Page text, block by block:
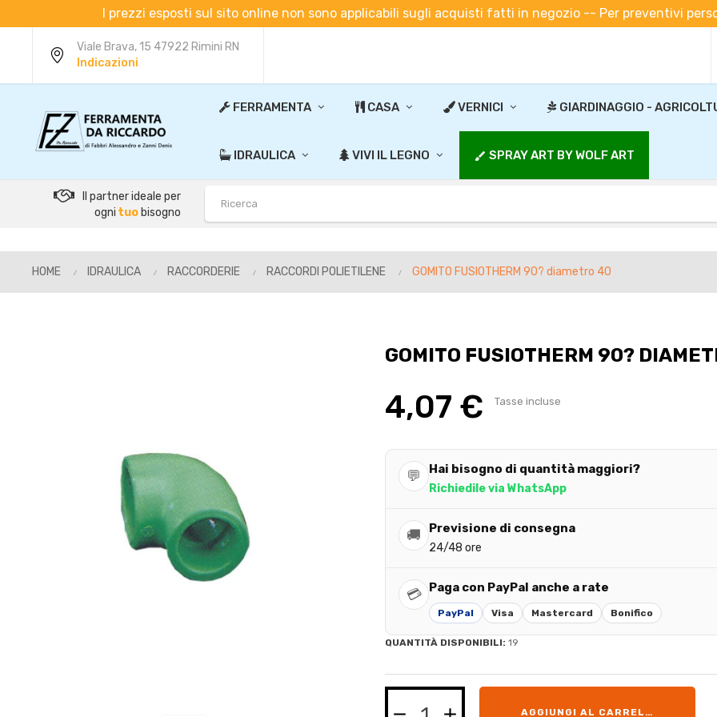
I prezzi esposti sul sito online non sono applicabili sugli acquisti fatti in negozio -- Per preventivi
Viale Brava, 15 47922 Rimini RN
Indicazioni
FERRAMENTA CASA VERNICI GIARDINAGGIO -
IDRAULICA VIVI IL LEGNO brush SPRAY ART BY WOLF ART
Il partner ideale per
ogni tuo bisogno
HOME IDRAULICA RACCORDERIE RACCORDI POLIETILENE GOMITO FUSIOTHERM 90? diametro 40
GOMITO FUSIOTHERM 90?
4,07 € Tasse incluse
💬 Hai bisogno di quantità maggiori?
Richiedile via WhatsApp
🚚 Previsione di consegna
24/48 ore
💳 Paga con PayPal anche a rate
PayPal Visa Mastercard Bonifico
QUANTITÀ DISPONIBILI: 19
AGGIUNGI AL CARRELLO